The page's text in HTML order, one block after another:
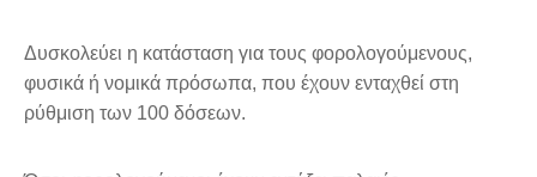
Δυσκολεύει η κατάσταση για τους φορολογούμενους,
φυσικά ή νομικά πρόσωπα, που έχουν ενταχθεί στη
ρύθμιση των 100 δόσεων.